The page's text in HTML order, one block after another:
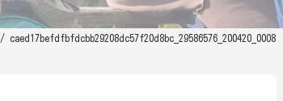
caed17befdfbfdcbb29208dc57f20d8bc_29586576_200420_0008